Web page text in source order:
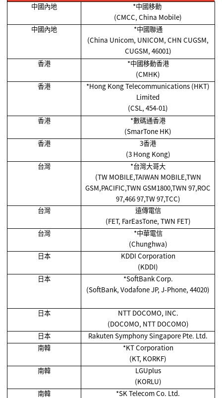
中國內地
*中國移動
(CMCC, China Mobile)
中國內地
*中國聯通
(China Unicom, UNICOM, CHN CUGSM,
CUGSM, 46001)
香港
*中國移動香港
(CMHK)
香港
*Hong Kong Telecommunications (HKT)
Limited
(CSL, 454-01)
香港
*數碼通香港
(SmarTone HK)
香港
3香港
(3 Hong Kong)
台灣
*台灣大哥大
(TW MOBILE,TAIWAN MOBILE,TWN
GSM,PACIFIC,TWN GSM1800,TWN 97,ROC
97,466 97,TW 97,TCC)
台灣
遠傳電信
(FET, FarEasTone, TWN FET)
台灣
*中華電信
(Chunghwa)
日本
KDDI Corporation
(KDDI)
日本
*SoftBank Corp.
(SoftBank, Vodafone JP, J-Phone, 44020)
日本
NTT DOCOMO, INC.
(DOCOMO, NTT DOCOMO)
日本
Rakuten Symphony Singapore Pte. Ltd.
南韓
*KT Corporation
(KT, KORKF)
南韓
LGUplus
(KORLU)
南韓
*SK Telecom Co. Ltd.